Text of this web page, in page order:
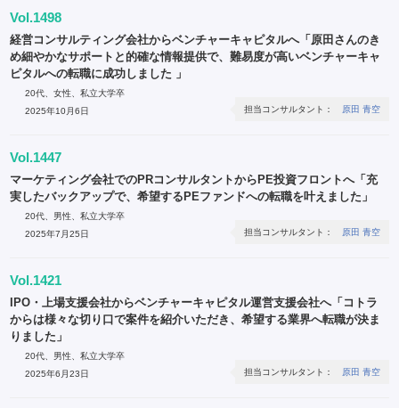
Vol.1498
経営コンサルティング会社からベンチャーキャピタルへ「原田さんのき
め細やかなサポートと的確な情報提供で、難易度が高いベンチャーキャ
ピタルへの転職に成功しました 」
20代、女性、私立大学卒
2025年10月6日
担当コンサルタント： 原田 青空
Vol.1447
マーケティング会社でのPRコンサルタントからPE投資フロントへ「充
実したバックアップで、希望するPEファンドへの転職を叶えました」
20代、男性、私立大学卒
2025年7月25日
担当コンサルタント： 原田 青空
Vol.1421
IPO・上場支援会社からベンチャーキャピタル運営支援会社へ「コトラ
からは様々な切り口で案件を紹介いただき、希望する業界へ転職が決ま
りました」
20代、男性、私立大学卒
2025年6月23日
担当コンサルタント： 原田 青空